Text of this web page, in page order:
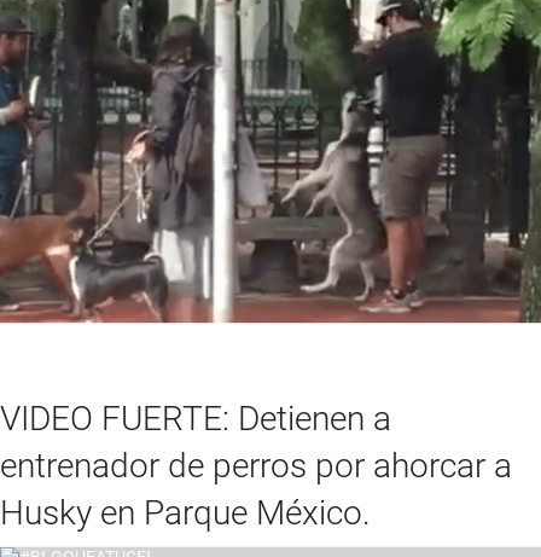
VIDEO FUERTE: Detienen a
entrenador de perros por ahorcar a
Husky en Parque México.